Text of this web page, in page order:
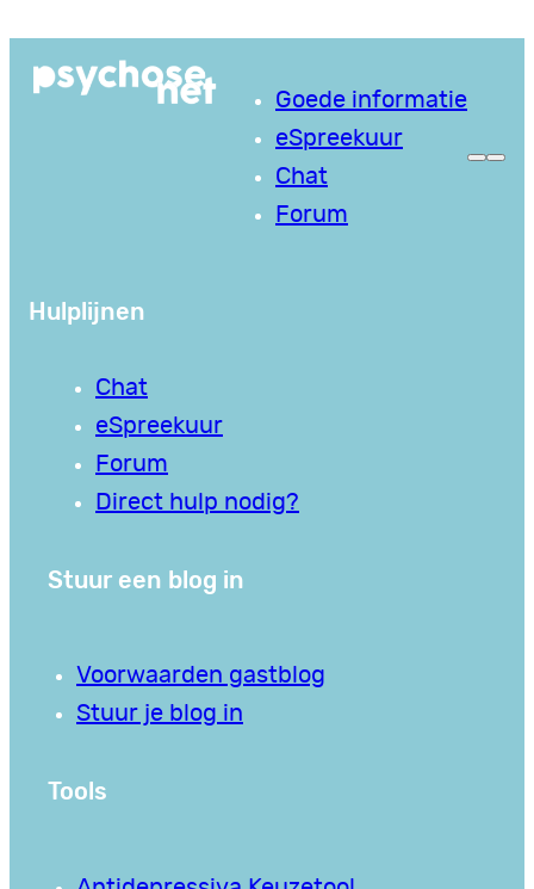
naar
Goede informatie
eSpreekuur
Chat
Forum
Hulplijnen
Chat
eSpreekuur
Forum
Direct hulp nodig?
Stuur een blog in
Voorwaarden gastblog
Stuur je blog in
Tools